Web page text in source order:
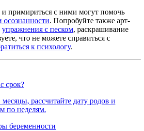
и примириться с ними могут помочь
осознанности. Попробуйте также арт-
упражнения с песком, раскрашивание
что не можете справиться с
к психологу.
срок?
рассчитайте дату родов и
по неделям.
беременности